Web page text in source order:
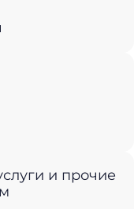
и прочие